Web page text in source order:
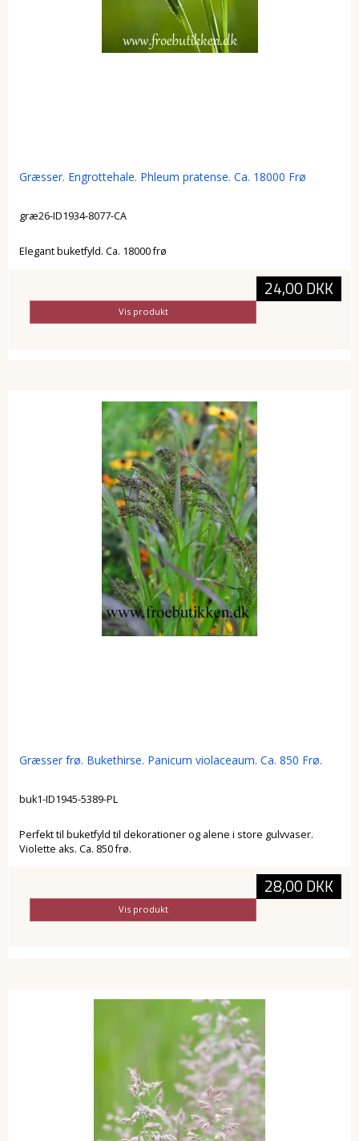
Græsser. Engrottehale. Phleum pratense. Ca. 18000 Frø
græ26-ID1934-8077-CA
Elegant buketfyld. Ca. 18000 frø
24,00 DKK
Vis produkt
Græsser frø. Bukethirse. Panicum violaceaum. Ca. 850 Frø.
buk1-ID1945-5389-PL
Perfekt til buketfyld til dekorationer og alene i store gulvvaser.
Violette aks. Ca. 850 frø.
28,00 DKK
Vis produkt